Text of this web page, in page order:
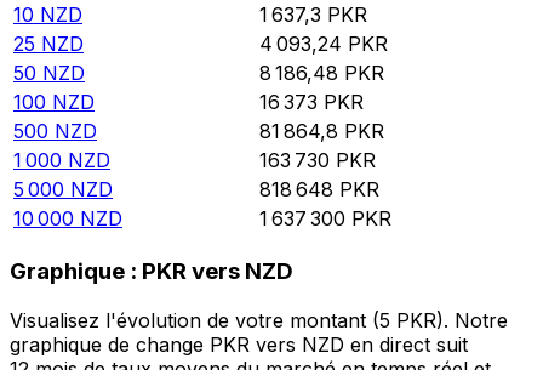
10 NZD 1 637,3 PKR
25 NZD 4 093,24 PKR
50 NZD 8 186,48 PKR
100 NZD 16 373 PKR
500 NZD 81 864,8 PKR
1 000 NZD 163 730 PKR
5 000 NZD 818 648 PKR
10 000 NZD 1 637 300 PKR
Graphique : PKR vers NZD
Visualisez l'évolution de votre montant (5 PKR). Notre
graphique de change PKR vers NZD en direct suit